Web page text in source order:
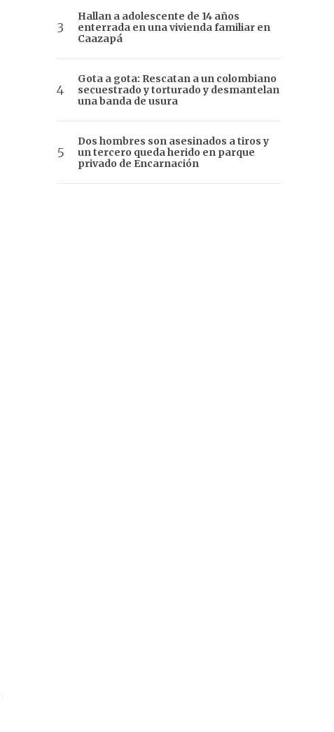
Hallan a adolescente de 14 años
enterrada en una vivienda familiar en
Caazapá
Gota a gota: Rescatan a un colombiano
secuestrado y torturado y desmantelan
una banda de usura
Dos hombres son asesinados a tiros y
un tercero queda herido en parque
privado de Encarnación